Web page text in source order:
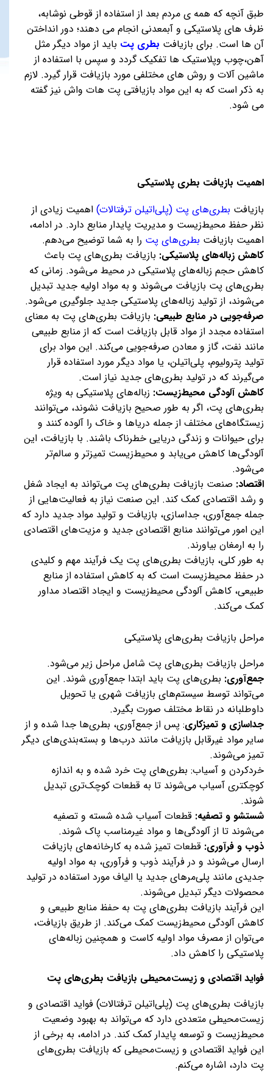
طبق آنچه که همه ی مردم بعد از استفاده از قوطی نوشابه،
ظرف های پلاستیکی و آبمعدنی انجام می دهند؛ دور انداختن
آن ها است. برای بازیافت بطری پت باید از مواد دیگر مثل
آهن،چوب وپلاستیک ها تفکیک گردد و سپس با استفاده از
ماشین آلات و روش های مختلفی مورد بازیافت قرار گیرد. لازم
به ذکر است که به این مواد بازیافتی پت هات واش نیز گفته
می شود.
اهمیت بازیافت بطری پلاستیکی
بازیافت بطری‌های پت (پلی‌اتیلن ترفتالات) اهمیت زیادی از
نظر حفظ محیط‌زیست و مدیریت پایدار منابع دارد. در ادامه،
اهمیت بازیافت بطری‌های پت را به شما توضیح می‌دهم.
کاهش زباله‌های پلاستیکی: بازیافت بطری‌های پت باعث
کاهش حجم زباله‌های پلاستیکی در محیط می‌شود. زمانی که
بطری‌های پت بازیافت می‌شوند و به مواد اولیه جدید تبدیل
می‌شوند، از تولید زباله‌های پلاستیکی جدید جلوگیری می‌شود.
صرفه‌جویی در منابع طبیعی: بازیافت بطری‌های پت به معنای
استفاده مجدد از مواد قابل بازیافت است که از منابع طبیعی
مانند نفت، گاز و معادن صرفه‌جویی می‌کند. این مواد برای
تولید پترولیوم، پلی‌اتیلن، یا مواد دیگر مورد استفاده قرار
می‌گیرند که در تولید بطری‌های جدید نیاز است.
کاهش آلودگی محیط‌زیست: زباله‌های پلاستیکی به ویژه
بطری‌های پت، اگر به طور صحیح بازیافت نشوند، می‌توانند
زیستگاه‌های مختلف از جمله دریاها و خاک را آلوده کنند و
برای حیوانات و زندگی دریایی خطرناک باشند. با بازیافت، این
آلودگی‌ها کاهش می‌یابد و محیط‌زیست تمیزتر و سالم‌تر
می‌شود.
اقتصاد: صنعت بازیافت بطری‌های پت می‌تواند به ایجاد شغل
و رشد اقتصادی کمک کند. این صنعت نیاز به فعالیت‌هایی از
جمله جمع‌آوری، جداسازی، بازیافت و تولید مواد جدید دارد که
این امور می‌توانند منابع اقتصادی جدید و مزیت‌های اقتصادی
را به ارمغان بیاورند.
به طور کلی، بازیافت بطری‌های پت یک فرآیند مهم و کلیدی
در حفظ محیط‌زیست است که به کاهش استفاده از منابع
طبیعی، کاهش آلودگی محیط‌زیست و ایجاد اقتصاد مداور
کمک می‌کند.
مراحل بازیافت بطری‌های پلاستیکی
مراحل بازیافت بطری‌های پت شامل مراحل زیر می‌شود.
جمع‌آوری: بطری‌های پت باید ابتدا جمع‌آوری شوند. این
می‌تواند توسط سیستم‌های بازیافت شهری یا تحویل
داوطلبانه در نقاط مختلف صورت بگیرد.
جداسازی و تمیزکاری: پس از جمع‌آوری، بطری‌ها جدا شده و از
سایر مواد غیرقابل بازیافت مانند درب‌ها و بسته‌بندی‌های دیگر
تمیز می‌شوند.
خردکردن و آسیاب: بطری‌های پت خرد شده و به اندازه
کوچکتری آسیاب می‌شوند تا به قطعات کوچک‌تری تبدیل
شوند.
شستشو و تصفیه: قطعات آسیاب شده شسته و تصفیه
می‌شوند تا از آلودگی‌ها و مواد غیرمناسب پاک شوند.
ذوب و فرآوری: قطعات تمیز شده به کارخانه‌های بازیافت
ارسال می‌شوند و در فرآیند ذوب و فرآوری، به مواد اولیه
جدیدی مانند پلی‌مرهای جدید یا الیاف مورد استفاده در تولید
محصولات دیگر تبدیل می‌شوند.
این فرآیند بازیافت بطری‌های پت به حفظ منابع طبیعی و
کاهش آلودگی محیط‌زیست کمک می‌کند. از طریق بازیافت،
می‌توان از مصرف مواد اولیه کاست و همچنین زباله‌های
پلاستیکی را کاهش داد.
فواید اقتصادی و زیست‌محیطی بازیافت بطری‌های پت
بازیافت بطری‌های پت (پلی‌اتیلن ترفتالات) فواید اقتصادی و
زیست‌محیطی متعددی دارد که می‌تواند به بهبود وضعیت
محیط‌زیست و توسعه پایدار کمک کند. در ادامه، به برخی از
این فواید اقتصادی و زیست‌محیطی که بازیافت بطری‌های
پت دارد، اشاره می‌کنم.